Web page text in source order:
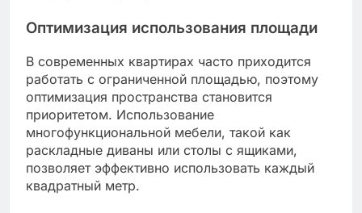
Оптимизация использования площади
В современных квартирах часто приходится
работать с ограниченной площадью, поэтому
оптимизация пространства становится
приоритетом. Использование
многофункциональной мебели, такой как
раскладные диваны или столы с ящиками,
позволяет эффективно использовать каждый
квадратный метр.